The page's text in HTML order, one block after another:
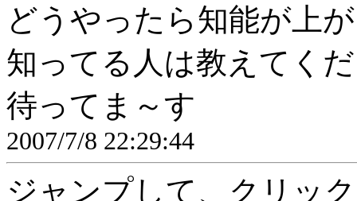
どうやったら知能が上
知ってる人は教えてく
待ってま～す
2007/7/8 22:29:44
ジャンプして、クリッ